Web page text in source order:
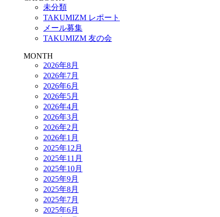
未分類
TAKUMIZM レポート
メール募集
TAKUMIZM 友の会
MONTH
2026年8月
2026年7月
2026年6月
2026年5月
2026年4月
2026年3月
2026年2月
2026年1月
2025年12月
2025年11月
2025年10月
2025年9月
2025年8月
2025年7月
2025年6月